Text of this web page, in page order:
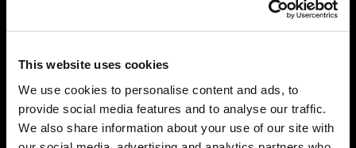
This website uses cookies
We use cookies to personalise content and ads, to
provide social media features and to analyse our traffic.
We also share information about your use of our site with
den Restaurantgästen gefahren. Wussten Sie zudem,
dass es in der internationalen Metropole Berlin früher
Region Berlin-Brandenburg nur noch etwa 50
Brauereien. Die Region ist allerdings nicht nur etwas
für Bierliebhaber. Weinbegeisterte können sich an 7
Weinbergen in der Stadt Berlin erfreuen. Kulinarisch
hat Berlin also einiges zu bieten. Wenn Sie genauso